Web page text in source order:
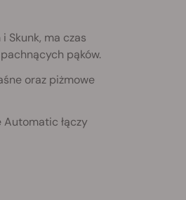
Skunk, ma czas
pąków.
oraz piżmowe
Automatic łączy